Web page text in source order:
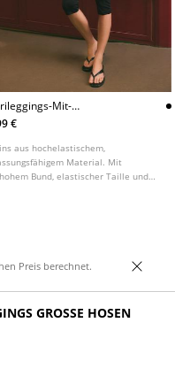
Mit-
€
aus hochelastischem,
Material. Mit
Bund, elastischer Taille und
Preis berechnet.
GROSSE HOSEN